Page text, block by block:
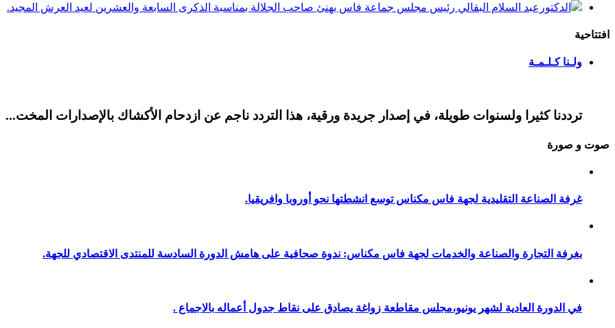
الدكتورعبد السلام البقالي رئيس مجلس جماعة فاس يهنئ صاحب الجلالة بمناسبة الذكرى السابعة والعشرين لعيد العرش المجيد.
افتتاحية
ولـنا كـلـمـة
ترددنا كثيرا ولسنوات طويلة، في إصدار جريدة ورقية، هذا التردد ناجم عن ازدحام الأكشاك بالإصدارات المخت...
صوت و صورة
غرفة الصناعة التقليدية لجهة فاس مكناس توسع انشطتها نحو أوروبا وافريقيا.
بغرفة التجارة والصناعة والخدمات لجهة فاس مكناس: ندوة صحافية على هامش الدورة السادسة للمنتدى الاقتصادي للجهة.
في الدورة العادية لشهر يونيو،مجلس مقاطعة زواغة يصادق على نقاط جدول أعماله بالاجماع .